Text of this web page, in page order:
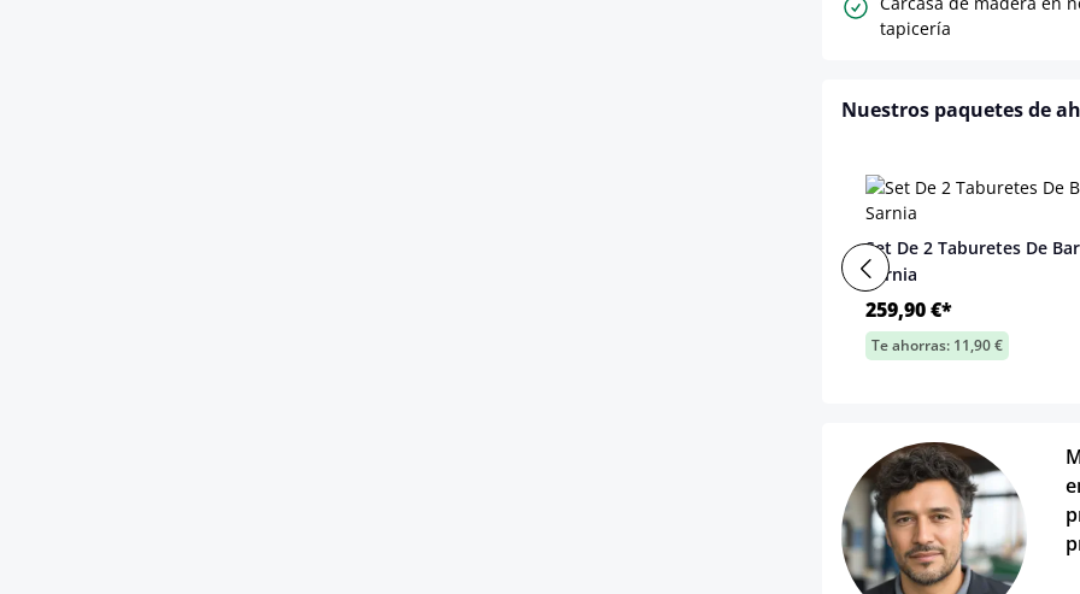
tapicería
Nuestros paquetes de
Set De 2 Taburetes De Bar
Sarnia
259,90 €*
Te ahorras: 11,90 €